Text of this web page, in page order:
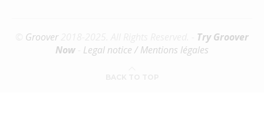
Groover2018-2025. All Rights Reserved. - Try Groover
Now
Legal notice / Mentions légales